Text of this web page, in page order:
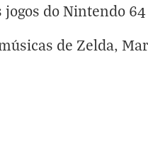
do Nintendo 64
de Zelda,